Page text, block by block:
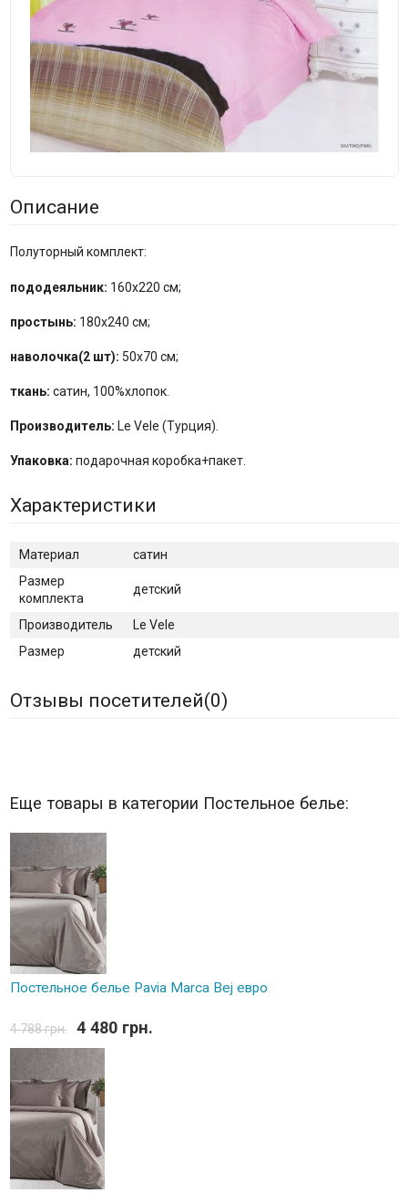
Описание
Полуторный комплект:
пододеяльник: 160x220 см;
простынь: 180x240 см;
наволочка(2 шт): 50x70 см;
ткань: сатин, 100%хлопок.
Производитель: Le Vele (Турция).
Упаковка: подарочная коробка+пакет.
Характеристики
Материал
сатин
Размер
комплекта
детский
Производитель
Le Vele
Размер
детский
Отзывы посетителей(0)
Еще товары в категории Постельное белье:
Постельное белье Pavia Marca Bej евро
4 788 грн. 4 480 грн.